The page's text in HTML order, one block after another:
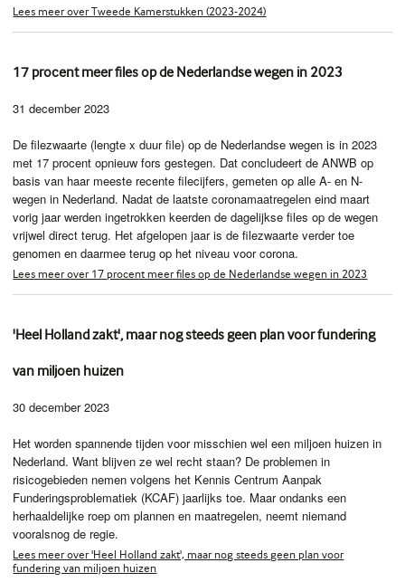
Lees meer over Tweede Kamerstukken (2023-2024)
17 procent meer files op de Nederlandse wegen in 2023
31 december 2023
De filezwaarte (lengte x duur file) op de Nederlandse wegen is in 2023
met 17 procent opnieuw fors gestegen. Dat concludeert de ANWB op
basis van haar meeste recente filecijfers, gemeten op alle A- en N-
wegen in Nederland. Nadat de laatste coronamaatregelen eind maart
vorig jaar werden ingetrokken keerden de dagelijkse files op de wegen
vrijwel direct terug. Het afgelopen jaar is de filezwaarte verder toe
genomen en daarmee terug op het niveau voor corona.
Lees meer over 17 procent meer files op de Nederlandse wegen in 2023
'Heel Holland zakt', maar nog steeds geen plan voor fundering
van miljoen huizen
30 december 2023
Het worden spannende tijden voor misschien wel een miljoen huizen in
Nederland. Want blijven ze wel recht staan? De problemen in
risicogebieden nemen volgens het Kennis Centrum Aanpak
Funderingsproblematiek (KCAF) jaarlijks toe. Maar ondanks een
herhaaldelijke roep om plannen en maatregelen, neemt niemand
vooralsnog de regie.
Lees meer over 'Heel Holland zakt', maar nog steeds geen plan voor
fundering van miljoen huizen